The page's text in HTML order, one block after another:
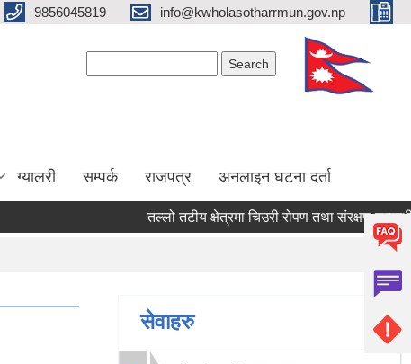
9856045819 info@kwholasotharrmun.gov.np
ग्यालरी सम्पर्क राजपत्र अनलाइन घटना दर्ता
तल्लो तटीय क्षेत्रमा चिउरी रोपण तथा संरक्षण सम्बन्धी
1
सेवाहरु